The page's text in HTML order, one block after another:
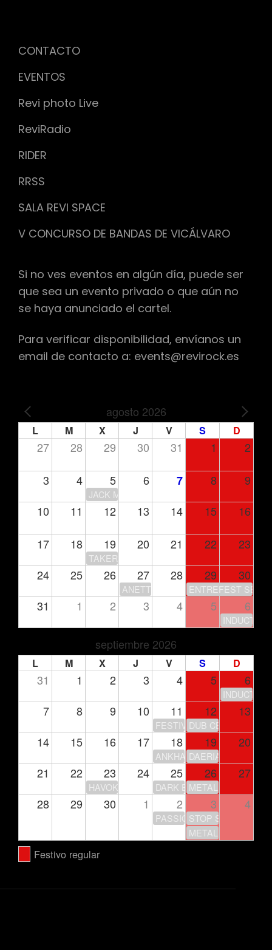
CONTACTO
EVENTOS
Revi photo Live
ReviRadio
RIDER
RRSS
SALA REVI SPACE
V CONCURSO DE BANDAS DE VICÁLVARO
Si no ves eventos en algún día, puede ser
que sea un evento privado o que aún no
se haya anunciado el cartel.
Para verificar disponibilidad, envíanos un
email de contacto a: events@revirock.es
agosto 2026 NEXT
L M X J V S D
27 28 29 30 31 1 2
3 4 5 6 7 8 9
JACK MOORE
10 11 12 13 14 15 16
17 18 19 20 21 22 23
TAKERU’S CLUB HOUSE
24 25 26 27 28 29 30
ANETTE OLZON ENTREFEST
31 1 2 3 4 5 6
INDUCTION
septiembre 2026
L M X J V S D
31 1 2 3 4 5 6
INDUCTION
7 8 9 10 11 12 13
FESTIVAL DE LA LUNA
DUB CENTER
14 15 16 17 18 19 20
ANKHARA – GIRA 30
DAERIA
21 22 23 24 25 26 27
HAVOK DARK ECHOES FEST
METAL LEGACY
28 29 30 1 2 3 4
PASSION IS NOT OVER…
STOP STOP +
METAL ON METAL
Festivo regular